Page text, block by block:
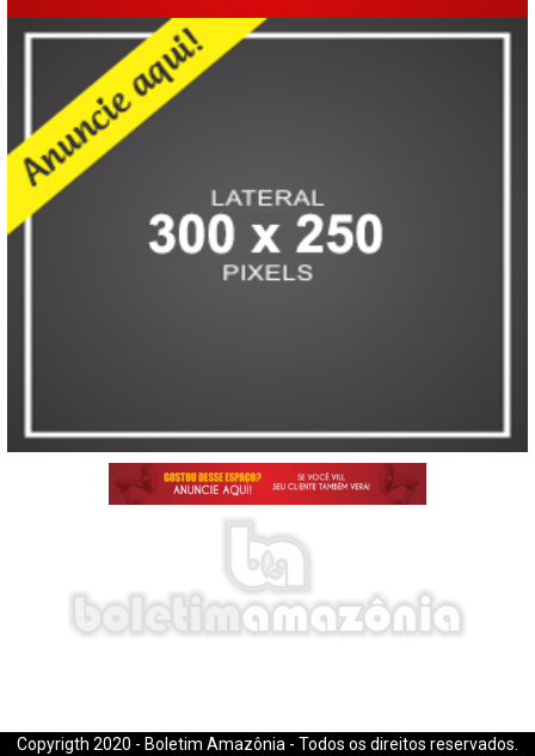
Copyrigth 2020 - Boletim Amazônia - Todos os direitos reservados.